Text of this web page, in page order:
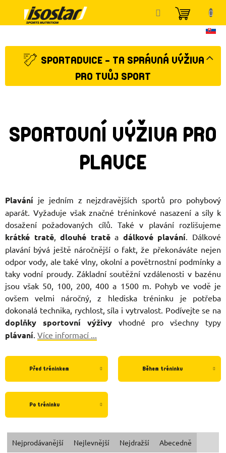
obsah
KOŠÍK
SPORTADVICE - TA SPRÁVNÁ VÝŽIVA
PRO TVŮJ SPORT
SPORTOVNÍ VÝŽIVA PRO
PLAVCE
Plavání je jedním z nejzdravějších sportů pro pohybový
aparát. Vyžaduje však značné tréninkové nasazení a síly k
dosažení požadovaných cílů. Také v plavání rozlišujeme
krátké tratě,dlouhé tratěa dálkové plavání. Dálkové
plavání bývá ještě náročnější o fakt, že překonáváte nejen
odpor vody, ale také vlny, okolní a povětrnostní podmínky a
taky vodní proudy. Základní soutěžní vzdálenosti v bazénu
jsou však 50, 100, 200, 400 a 1500 m. Pohyb ve vodě je
ovšem velmi náročný, z hlediska tréninku je potřeba
dokonalá technika, rychlost, síla i vytrvalost. Podívejte se na
doplňky sportovní výživyvhodné pro všechny typy
plávaní. Více informací ...
Před tréninkem Během tréninku
Po tréninku
Ř
Nejprodávanější Nejlevnější Nejdražší Abecedně